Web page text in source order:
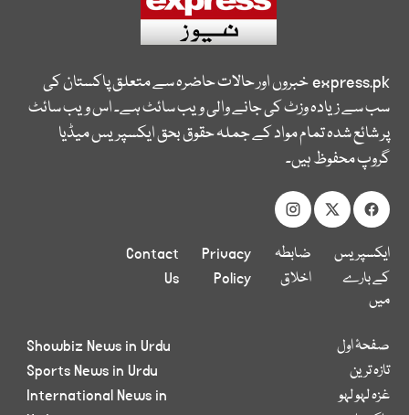
express.pkخبروں اور حالات حاضرہ سے متعلق پاکستان کی
سب سے زیادہ وزٹ کی جانے والی ویب سائٹ ہے۔ اس ویب سائٹ
پر شائع شدہ تمام مواد کے جملہ حقوق بحق ایکسپریس میڈیا
گروپ محفوظ ہیں۔
ایکسپریس
کے بارے
میں
ضابطہ
اخلاق
Privacy
Policy
Contact
Us
صفحۂ اول
تازہ ترین
غزہ لہو لہو
Showbiz News in Urdu
Sports News in Urdu
International News in